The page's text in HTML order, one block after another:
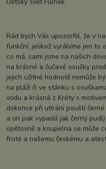
Rád bych Vás upozorňil, že v
funkční, jelikož vyrábíme jen to
co má, sami jsme na našich
na krásné a čučavé osušky
jejich užitné hodnotě nemůže
na pláži či ve stánku s
vodu a krásná z Kréty s
dokonce při utírání pouští
a on pak vypadá jak černý
opětovně a koupelna se může
froté a našemu českému a